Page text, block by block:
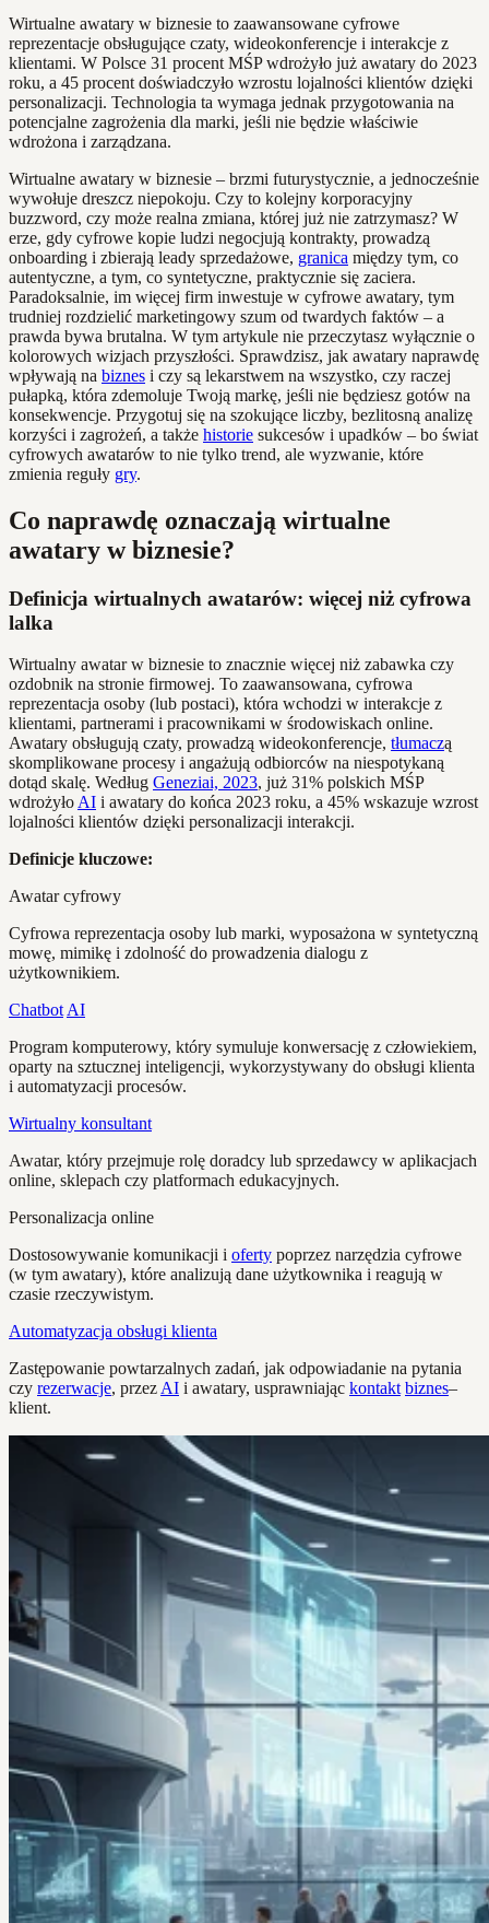
Wirtualne awatary w biznesie to zaawansowane cyfrowe
reprezentacje obsługujące czaty, wideokonferencje i interakcje z
klientami. W Polsce 31 procent MŚP wdrożyło już awatary do 2023
roku, a 45 procent doświadczyło wzrostu lojalności klientów dzięki
personalizacji. Technologia ta wymaga jednak przygotowania na
potencjalne zagrożenia dla marki, jeśli nie będzie właściwie
wdrożona i zarządzana.
Wirtualne awatary w biznesie – brzmi futurystycznie, a jednocześnie
wywołuje dreszcz niepokoju. Czy to kolejny korporacyjny
buzzword, czy może realna zmiana, której już nie zatrzymasz? W
erze, gdy cyfrowe kopie ludzi negocjują kontrakty, prowadzą
onboarding i zbierają leady sprzedażowe, granica między tym, co
autentyczne, a tym, co syntetyczne, praktycznie się zaciera.
Paradoksalnie, im więcej firm inwestuje w cyfrowe awatary, tym
trudniej rozdzielić marketingowy szum od twardych faktów – a
prawda bywa brutalna. W tym artykule nie przeczytasz wyłącznie o
kolorowych wizjach przyszłości. Sprawdzisz, jak awatary naprawdę
wpływają na biznes i czy są lekarstwem na wszystko, czy raczej
pułapką, która zdemoluje Twoją markę, jeśli nie będziesz gotów na
konsekwencje. Przygotuj się na szokujące liczby, bezlitosną analizę
korzyści i zagrożeń, a także historie sukcesów i upadków – bo świat
cyfrowych awatarów to nie tylko trend, ale wyzwanie, które
zmienia reguły gry.
Co naprawdę oznaczają wirtualne
awatary w biznesie?
Definicja wirtualnych awatarów: więcej niż cyfrowa
lalka
Wirtualny awatar w biznesie to znacznie więcej niż zabawka czy
ozdobnik na stronie firmowej. To zaawansowana, cyfrowa
reprezentacja osoby (lub postaci), która wchodzi w interakcje z
klientami, partnerami i pracownikami w środowiskach online.
Awatary obsługują czaty, prowadzą wideokonferencje, tłumaczą
skomplikowane procesy i angażują odbiorców na niespotykaną
dotąd skalę. Według Geneziai, 2023, już 31% polskich MŚP
wdrożyło AI i awatary do końca 2023 roku, a 45% wskazuje wzrost
lojalności klientów dzięki personalizacji interakcji.
Definicje kluczowe:
Awatar cyfrowy
Cyfrowa reprezentacja osoby lub marki, wyposażona w syntetyczną
mowę, mimikę i zdolność do prowadzenia dialogu z
użytkownikiem.
Chatbot AI
Program komputerowy, który symuluje konwersację z człowiekiem,
oparty na sztucznej inteligencji, wykorzystywany do obsługi klienta
i automatyzacji procesów.
Wirtualny konsultant
Awatar, który przejmuje rolę doradcy lub sprzedawcy w aplikacjach
online, sklepach czy platformach edukacyjnych.
Personalizacja online
Dostosowywanie komunikacji i oferty poprzez narzędzia cyfrowe
(w tym awatary), które analizują dane użytkownika i reagują w
czasie rzeczywistym.
Automatyzacja obsługi klienta
Zastępowanie powtarzalnych zadań, jak odpowiadanie na pytania
czy rezerwacje, przez AI i awatary, usprawniając kontakt biznes–
klient.